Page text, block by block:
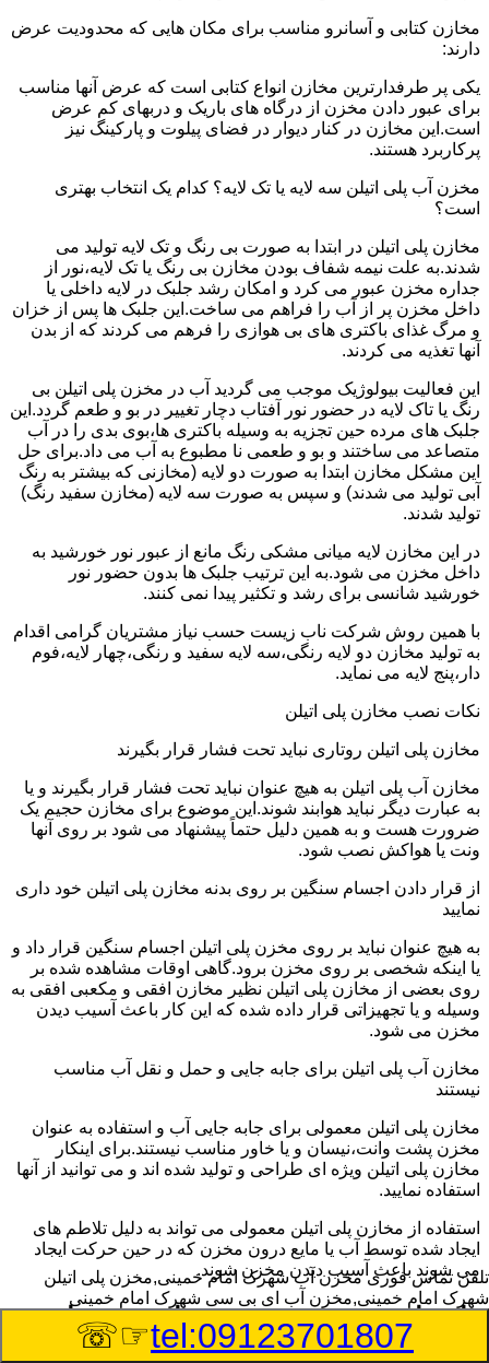
مخازن کتابی و آسانرو مناسب برای مکان هایی که محدودیت عرض
دارند:
یکی پر طرفدارترین مخازن انواع کتابی است که عرض آنها مناسب
برای عبور دادن مخزن از درگاه های باریک و دربهای کم عرض
است.این مخازن در کنار دیوار در فضای پیلوت و پارکینگ نیز
پرکاربرد هستند.
مخزن آب پلی اتیلن سه لایه یا تک لایه؟ کدام یک انتخاب بهتری
است؟
مخازن پلی اتیلن در ابتدا به صورت بی رنگ و تک لایه تولید می
شدند.به علت نیمه شفاف بودن مخازن بی رنگ یا تک لایه،نور از
جداره مخزن عبور می کرد و امکان رشد جلبک در لایه داخلی یا
داخل مخزن پر از آب را فراهم می ساخت.این جلبک ها پس از خزان
و مرگ غذای باکتری های بی هوازی را فرهم می کردند که از بدن
آنها تغذیه می کردند.
این فعالیت بیولوژیک موجب می گردید آب در مخزن پلی اتیلن بی
رنگ یا تاک لایه در حضور نور آفتاب دچار تغییر در بو و طعم گردد.این
جلبک های مرده حین تجزیه به وسیله باکتری ها،بوی بدی را در آب
متصاعد می ساختند و بو و طعمی نا مطبوع به آب می داد.برای حل
این مشکل مخازن ابتدا به صورت دو لایه (مخازنی که بیشتر به رنگ
آبی تولید می شدند) و سپس به صورت سه لایه (مخازن سفید رنگ)
تولید شدند.
در این مخازن لایه میانی مشکی رنگ مانع از عبور نور خورشید به
داخل مخزن می شود.به این ترتیب جلبک ها بدون حضور نور
خورشید شانسی برای رشد و تکثیر پیدا نمی کنند.
با همین روش شرکت ناب زیست حسب نیاز مشتریان گرامی اقدام
به تولید مخازن دو لایه رنگی،سه لایه سفید و رنگی،چهار لایه،فوم
دار،پنج لایه می نماید.
نکات نصب مخازن پلی اتیلن
مخازن پلی اتیلن روتاری نباید تحت فشار قرار بگیرند
مخازن آب پلی اتیلن به هیچ عنوان نباید تحت فشار قرار بگیرند و یا
به عبارت دیگر نباید هوابند شوند.این موضوع برای مخازن حجیم یک
ضرورت هست و به همین دلیل حتماً پیشنهاد می شود بر روی آنها
ونت یا هواکش نصب شود.
از قرار دادن اجسام سنگین بر روی بدنه مخازن پلی اتیلن خود داری
نمایید
به هیچ عنوان نباید بر روی مخزن پلی اتیلن اجسام سنگین قرار داد و
یا اینکه شخصی بر روی مخزن برود.گاهی اوقات مشاهده شده بر
روی بعضی از مخازن پلی اتیلن نظیر مخازن افقی و مکعبی افقی به
وسیله و یا تجهیزاتی قرار داده شده که این کار باعث آسیب دیدن
مخزن می شود.
مخازن آب پلی اتیلن برای جابه جایی و حمل و نقل آب مناسب
نیستند
مخازن پلی اتیلن معمولی برای جابه جایی آب و استفاده به عنوان
مخزن پشت وانت،نیسان و یا خاور مناسب نیستند.برای اینکار
مخازن پلی اتیلن ویژه ای طراحی و تولید شده اند و می توانید از آنها
استفاده نمایید.
استفاده از مخازن پلی اتیلن معمولی می تواند به دلیل تلاطم های
ایجاد شده توسط آب یا مایع درون مخزن که در حین حرکت ایجاد
می شوند باعث آسیب دیدن مخزن شوند.
راهنمای خرید مخزن ذخیره اسید و مواد
شیمیایی خورنده در شهرک امام خمینی
تلفن تماس فوریمخزن آب شهرک امام خمینی,مخزن پلی اتیلن
شهرک امام خمینی,مخزن آب ای بی سی شهرک امام خمینی
tel:09123701807
☞☏